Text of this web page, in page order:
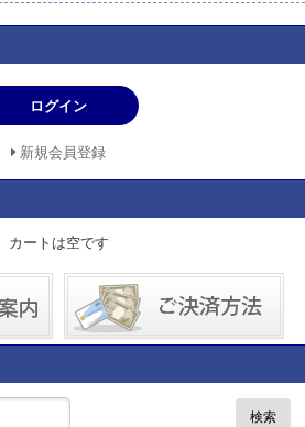
ネスコギフト）、Department 56（デ
規総代理店として小売店様に提供させて
ろん、弊社企画のインテリア商材や装
ェーン店・ネットショップ・有名百貨
あり、安心してお取引頂けます。
ルームを構えているのでご来場頂けれ
ことも可能です。また、小ロット〜ボ
ログイン
新規会員登録
カートは空です
検索